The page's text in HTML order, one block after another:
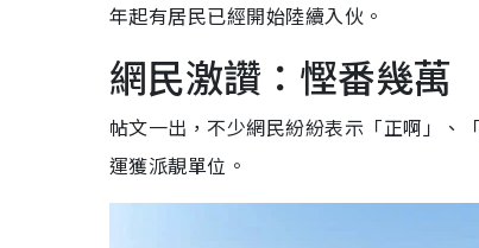
年起有居民已經開始陸續入伙。
網民激讚：慳番幾萬
帖文一出，不少網民紛紛表示「正啊」、
運獲派靚單位。